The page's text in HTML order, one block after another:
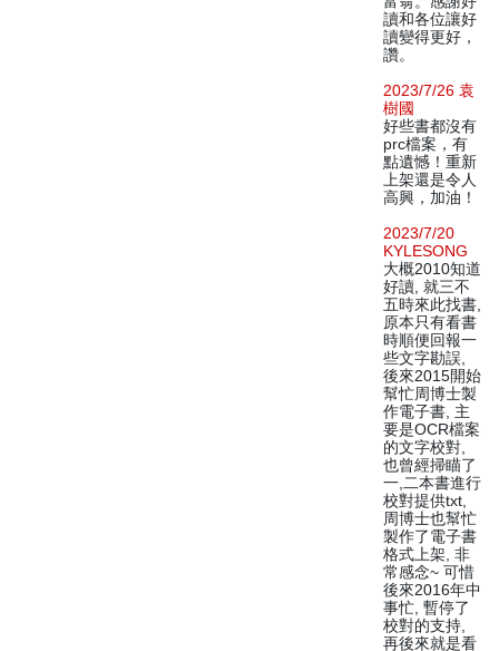
讀和各位讓好
讀變得更好，
讚。
2023/7/26 袁
樹國
好些書都沒有
prc檔案，有
點遺憾！重新
上架還是令人
高興，加油！
2023/7/20
KYLESONG
大概2010知道
好讀, 就三不
五時來此找書,
原本只有看書
時順便回報一
些文字勘誤,
後來2015開始
幫忙周博士製
作電子書, 主
要是OCR檔案
的文字校對,
也曾經掃瞄了
一,二本書進行
校對提供txt,
周博士也幫忙
製作了電子書
格式上架, 非
常感念~ 可惜
後來2016年中
事忙, 暫停了
校對的支持,
再後來就是看